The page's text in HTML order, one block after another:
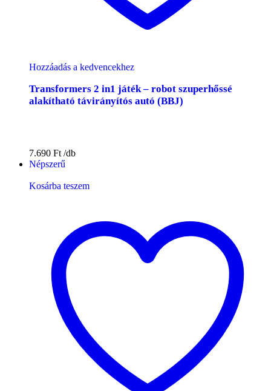
Hozzáadás a kedvencekhez
Transformers 2 in1 játék – robot szuperhőssé
alakítható távirányítós autó (BBJ)
7.690 Ft
Népszerű
Kosárba teszem